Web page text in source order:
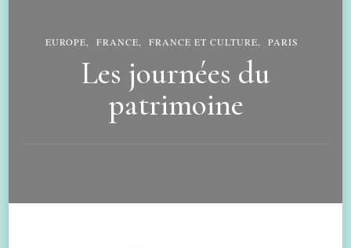
EUROPE FRANCE FRANCE ET CULTURE PARIS
Les journées du
patrimoine